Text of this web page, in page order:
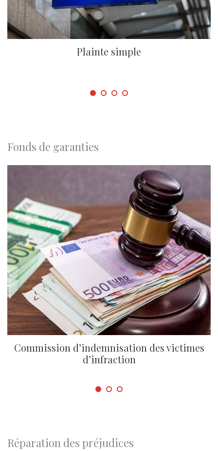
Plainte simple
Fonds de garanties
Commission d’indemnisation des victimes
d’infraction


Réparation des préjudices